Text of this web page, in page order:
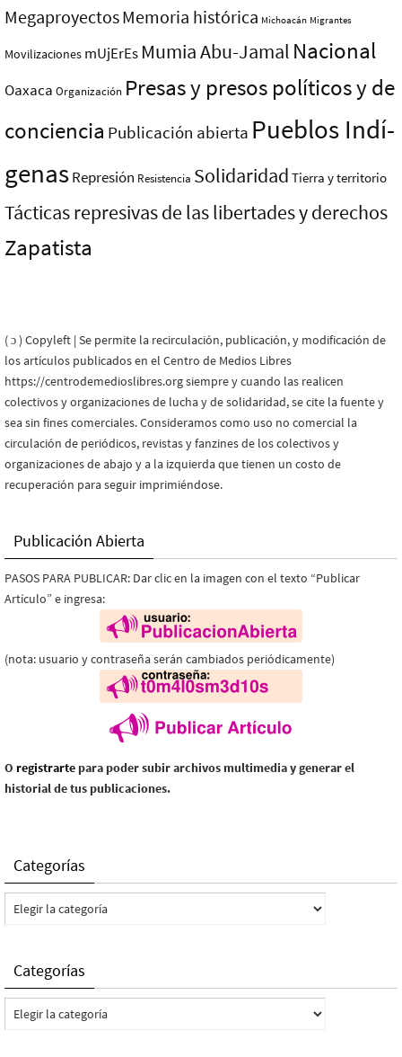
MegaproyectosMemoria histórica Michoacán Migrantes
Movilizaciones mUjErEs Mumia Abu-Jamal Nacional
Oaxaca Organización Presas y presos polí­ticos y de
conciencia Publicación abierta Pueblos Indí­
genasRepresión Resistencia Solidaridad Tierra y territorio
Tácticas represivas de las libertades y derechos
Zapatista
( ɔ ) Copyleft | Se permite la recirculación, publicación, y modificación de
los artículos publicados en el Centro de Medios Libres
https://centrodemedioslibres.org siempre y cuando las realicen
colectivos y organizaciones de lucha y de solidaridad, se cite la fuente y
sea sin fines comerciales. Consideramos como uso no comercial la
circulación de periódicos, revistas y fanzines de los colectivos y
organizaciones de abajo y a la izquierda que tienen un costo de
recuperación para seguir imprimiéndose.
Publicación Abierta
PASOS PARA PUBLICAR: Dar clic en la imagen con el texto “Publicar
Artículo” e ingresa:
(nota: usuario y contraseña serán cambiados periódicamente)
O registrarte para poder subir archivos multimedia y generar el
historial de tus publicaciones.
Categorías
Categorías
Categorías
Categorías